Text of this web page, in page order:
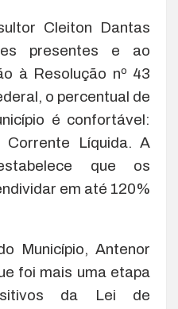
Cleiton Dantas
presentes e ao
à Resolução nº 43
o percentual de
é confortável:
Líquida. A
que os
em até 120%
Município, Antenor
foi mais uma etapa
da Lei de